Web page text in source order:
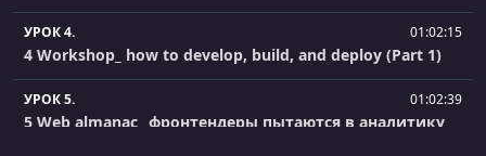
УРОК 4. 01:02:15
4 Workshop_ how to develop, build, and deploy (Part 1)
УРОК 5. 01:02:39
5 Web almanac_ фронтендеры пытаются в аналитику